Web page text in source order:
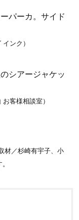
パーカ。サイド
ンク）
シアージャケッ
客様相談室）
材／杉崎有宇子、小